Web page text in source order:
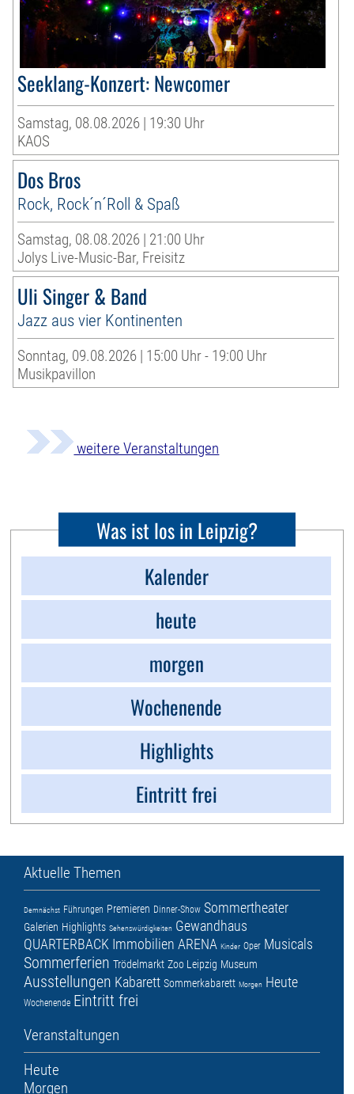
Seeklang-Konzert: Newcomer
Samstag, 08.08.2026 | 19:30 Uhr
KAOS
Dos Bros
Rock, Rock´n´Roll & Spaß
Samstag, 08.08.2026 | 21:00 Uhr
Jolys Live-Music-Bar, Freisitz
Uli Singer & Band
Jazz aus vier Kontinenten
Sonntag, 09.08.2026 | 15:00 Uhr - 19:00 Uhr
Musikpavillon
weitere Veranstaltungen
Was ist los in Leipzig?
Kalender
heute
morgen
Wochenende
Highlights
Eintritt frei
Aktuelle Themen
Demnächst Führungen Premieren Dinner-Show Sommertheater
Galerien Highlights Sehenswürdigkeiten Gewandhaus
QUARTERBACK Immobilien ARENA Kinder Oper Musicals
Sommerferien Trödelmarkt Zoo Leipzig Museum
Ausstellungen Kabarett Sommerkabarett Morgen Heute
Wochenende Eintritt frei
Veranstaltungen
Heute
Morgen